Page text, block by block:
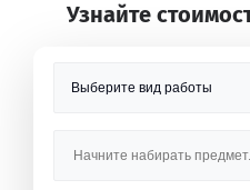
Узнайте